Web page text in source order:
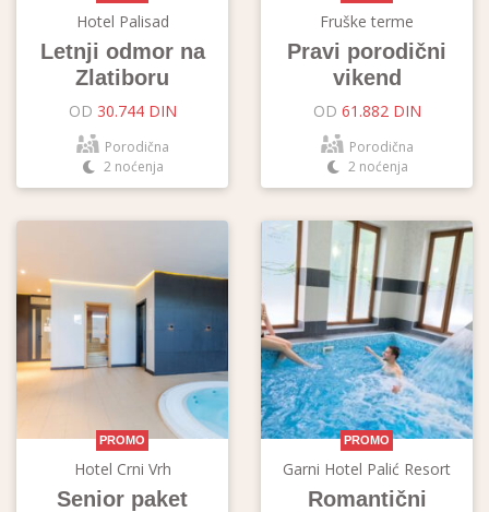
Hotel Palisad
Letnji odmor na
Zlatiboru
OD 30.744 DIN
Porodična
2 noćenja
Fruške terme
Pravi porodični
vikend
OD 61.882 DIN
Porodična
2 noćenja
PROMO
Hotel Crni Vrh
Senior paket
PROMO
Garni Hotel Palić Resort
Romantični